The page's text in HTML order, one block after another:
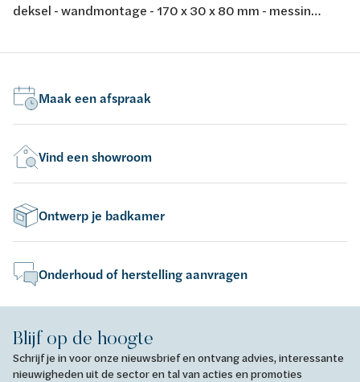
deksel - wandmontage - 170 x 30 x 80 mm - messing
Maak een afspraak
Vind een showroom
Ontwerp je badkamer
Onderhoud of herstelling aanvragen
Blijf op de hoogte
Schrijf je in voor onze nieuwsbrief en ontvang advies, interessante
nieuwigheden uit de sector en tal van acties en promoties